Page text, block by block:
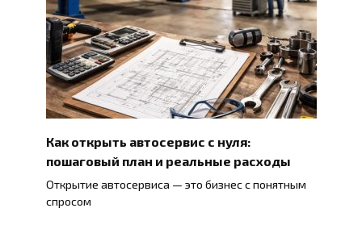
Как открыть автосервис с нуля:
пошаговый план и реальные расходы
Открытие автосервиса — это бизнес с понятным
спросом